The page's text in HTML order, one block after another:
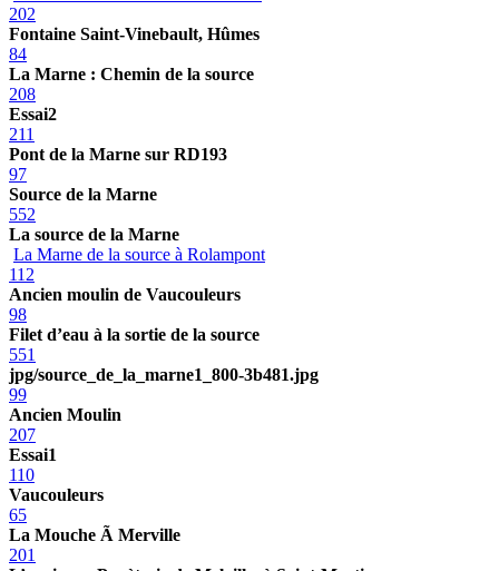
202
Fontaine Saint-Vinebault, Hûmes
84
La Marne : Chemin de la source
208
Essai2
211
Pont de la Marne sur RD193
97
Source de la Marne
552
La source de la Marne
La Marne de la source à Rolampont
112
Ancien moulin de Vaucouleurs
98
Filet d’eau à la sortie de la source
551
jpg/source_de_la_marne1_800-3b481.jpg
99
Ancien Moulin
207
Essai1
110
Vaucouleurs
65
La Mouche Ã Merville
201